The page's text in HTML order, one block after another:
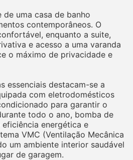
uma casa de banho
contemporâneos. O
enquanto a suite,
e acesso a uma varanda
o máximo de privacidade e
essenciais destacam-se a
com eletrodomésticos
para garantir o
todo o ano, bomba de
energética e
VMC (Ventilação Mecânica
um ambiente interior saudável
de garagem.